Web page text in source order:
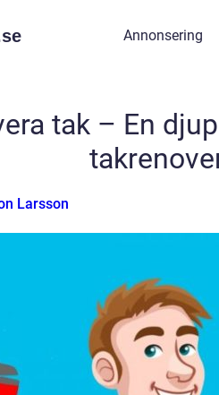
se Annonsering
tak – En
Larsson